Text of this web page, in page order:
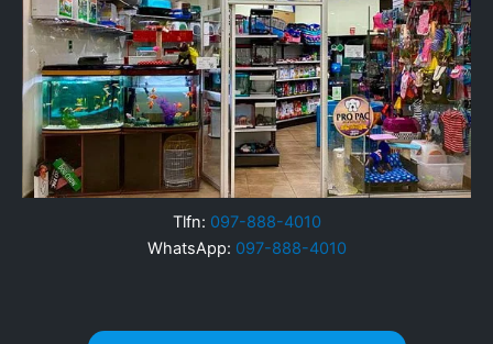
Tlfn: 097-888-4010
WhatsApp: 097-888-4010